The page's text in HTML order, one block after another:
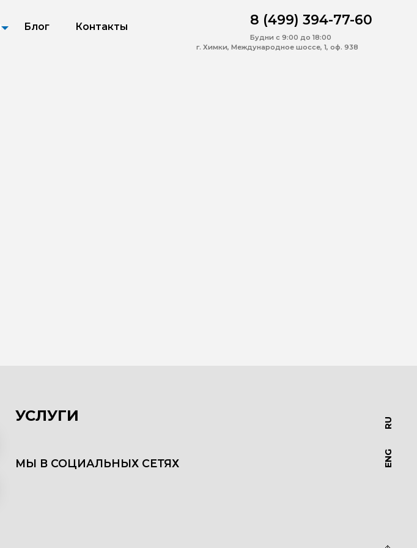
Блог Контакты 8 (499) 394-77-60
Будни с 9:00 до 18:00
г. Химки, Международное шоссе, 1, оф. 938
УСЛУГИ
МЫ В СОЦИАЛЬНЫХ СЕТЯХ ENG
RU